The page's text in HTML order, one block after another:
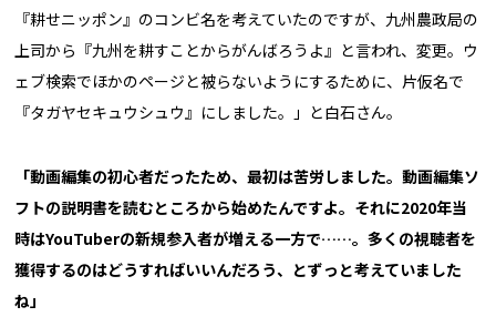
『耕せニッポン』のコンビ名を考えていたのですが、九州農政局の
上司から『九州を耕すことからがんばろうよ』と言われ、変更。ウ
ェブ検索でほかのページと被らないようにするために、片仮名で
『タガヤセキュウシュウ』にしました。」と白石さん。
「動画編集の初心者だったため、最初は苦労しました。動画編集ソ
フトの説明書を読むところから始めたんですよ。それに2020年当
時はYouTuberの新規参入者が増える一方で……。多くの視聴者を
獲得するのはどうすればいいんだろう、とずっと考えていました
ね」